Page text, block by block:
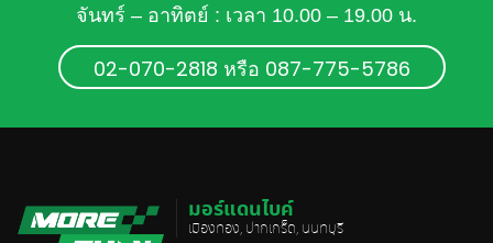
จันทร์ – อาทิตย์ : เวลา 10.00 – 19.00 น.
02-070-2818 หรือ 087-775-5786
มอร์แดนไบค์
เมืองทอง, ปากเกร็ด, นนทบุรี